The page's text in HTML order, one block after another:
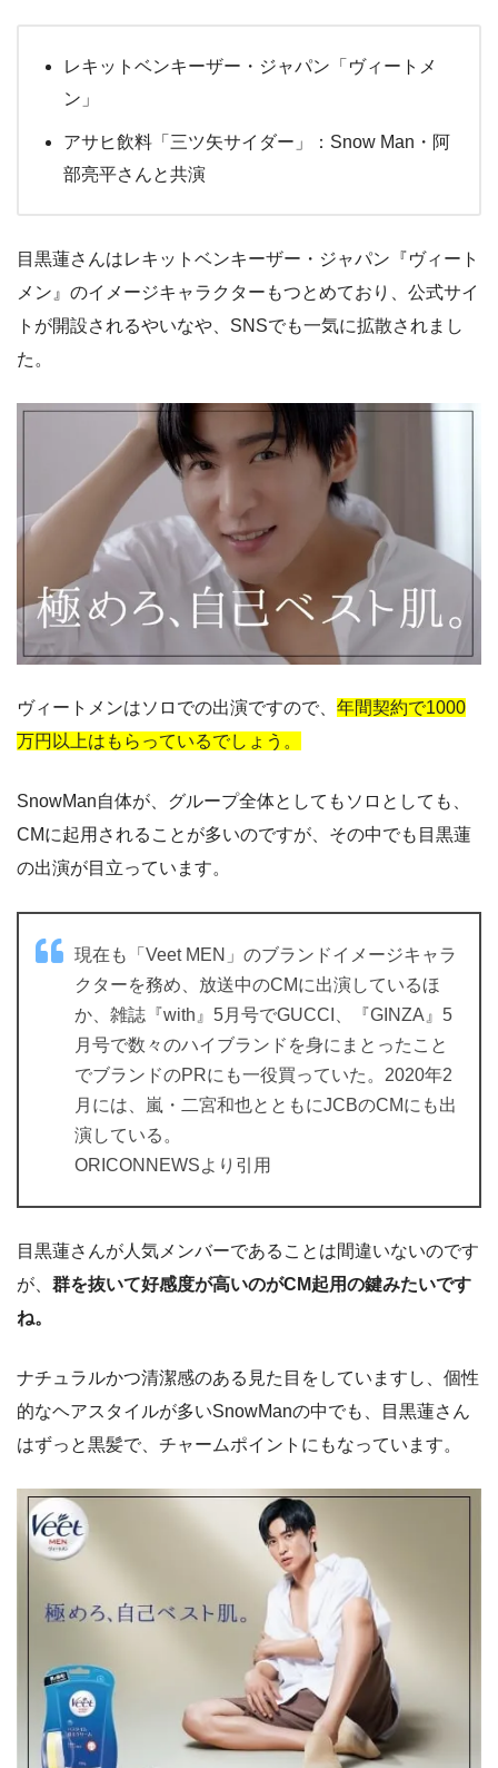
レキットベンキーザー・ジャパン「ヴィートメ
ン」
アサヒ飲料「三ツ矢サイダー」：Snow Man・阿
部亮平さんと共演
目黒蓮さんはレキットベンキーザー・ジャパン『ヴィート
メン』のイメージキャラクターもつとめており、公式サイ
トが開設されるやいなや、SNSでも一気に拡散されまし
た。
ヴィートメンはソロでの出演ですので、 年間契約で1000
万円以上はもらっているでしょう。
SnowMan自体が、グループ全体としてもソロとしても、
CMに起用されることが多いのですが、その中でも目黒蓮
の出演が目立っています。
現在も「Veet MEN」のブランドイメージキャラ
クターを務め、放送中のCMに出演しているほ
か、雑誌『with』5月号でGUCCI、『GINZA』5
月号で数々のハイブランドを身にまとったこと
でブランドのPRにも一役買っていた。2020年2
月には、嵐・二宮和也とともにJCBのCMにも出
演している。
ORICONNEWSより引用
目黒蓮さんが人気メンバーであることは間違いないのです
が、 群を抜いて好感度が高いのがCM起用の鍵みたいです
ね。
ナチュラルかつ清潔感のある見た目をしていますし、個性
的なヘアスタイルが多いSnowManの中でも、目黒蓮さん
はずっと黒髪で、チャームポイントにもなっています。